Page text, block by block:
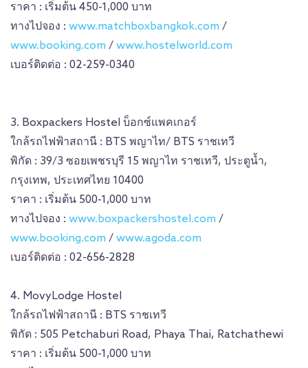
ราคา : เริ่มต้น 450-1,000 บาท
ทางไปจอง : www.matchboxbangkok.com /
www.booking.com / www.hostelworld.com
เบอร์ติดต่อ : 02-259-0340
3. Boxpackers Hostel บ็อกซ์แพคเกอร์
ใกล้รถไฟฟ้าสถานี : BTS พญาไท/ BTS ราชเทวี
พิกัด : 39/3 ซอยเพชรบุรี 15 พญาไท ราชเทวี, ประตูน้ำ,
กรุงเทพ, ประเทศไทย 10400
ราคา : เริ่มต้น 500-1,000 บาท
ทางไปจอง : www.boxpackershostel.com /
www.booking.com / www.agoda.com
เบอร์ติดต่อ : 02-656-2828
4. MovyLodge Hostel
ใกล้รถไฟฟ้าสถานี : BTS ราชเทวี
พิกัด : 505 Petchaburi Road, Phaya Thai, Ratchathewi
ราคา : เริ่มต้น 500-1,000 บาท